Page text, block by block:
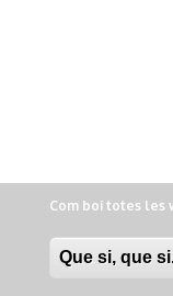
Com boi totes les
Que si, que